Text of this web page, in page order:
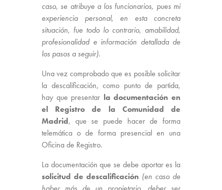
caso, se atribuye a los funcionarios, pues mi
experiencia personal, en esta concreta
situación, fue todo lo contrario, amabilidad,
profesionalidad e información detallada de
los pasos a seguir).
Una vez comprobado que es posible solicitar
la descalificación, como punto de partida,
hay que presentar la documentación en
el Registro de la Comunidad de
Madrid, que se puede hacer de forma
telemática o de forma presencial en una
Oficina de Registro.
La documentación que se debe aportar es la
solicitud de descalificación (en caso de